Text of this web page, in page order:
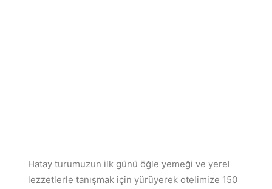
Hatay turumuzun ilk günü öğle yemeği ve yerel
lezzetlerle tanışmak için yürüyerek otelimize 150